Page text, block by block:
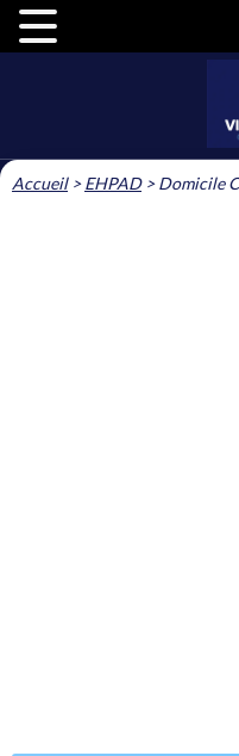
Accueil>EHPAD>Domicile